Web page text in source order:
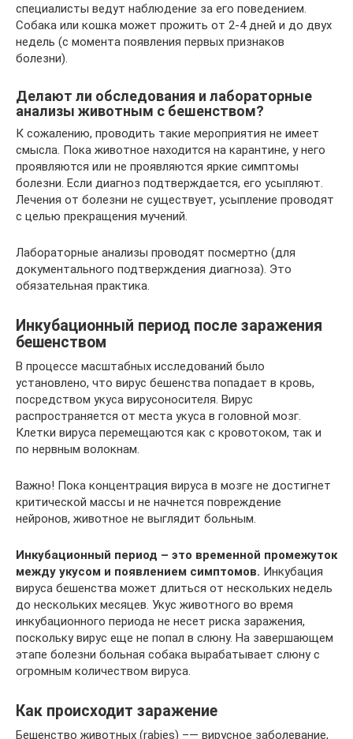
специалисты ведут наблюдение за его поведением.
Собака или кошка может прожить от 2-4 дней и до двух
недель (с момента появления первых признаков
болезни).
Делают ли обследования и лабораторные
анализы животным с бешенством?
К сожалению, проводить такие мероприятия не имеет
смысла. Пока животное находится на карантине, у него
проявляются или не проявляются яркие симптомы
болезни. Если диагноз подтверждается, его усыпляют.
Лечения от болезни не существует, усыпление проводят
с целью прекращения мучений.
Лабораторные анализы проводят посмертно (для
документального подтверждения диагноза). Это
обязательная практика.
Инкубационный период после заражения
бешенством
В процессе масштабных исследований было
установлено, что вирус бешенства попадает в кровь,
посредством укуса вирусоносителя. Вирус
распространяется от места укуса в головной мозг.
Клетки вируса перемещаются как с кровотоком, так и
по нервным волокнам.
Важно! Пока концентрация вируса в мозге не достигнет
критической массы и не начнется повреждение
нейронов, животное не выглядит больным.
Инкубационный период – это временной промежуток
между укусом и появлением симптомов. Инкубация
вируса бешенства может длиться от нескольких недель
до нескольких месяцев. Укус животного во время
инкубационного периода не несет риска заражения,
поскольку вирус еще не попал в слюну. На завершающем
этапе болезни больная собака вырабатывает слюну с
огромным количеством вируса.
Как происходит заражение
Бешенство животных (rabies) –— вирусное заболевание,